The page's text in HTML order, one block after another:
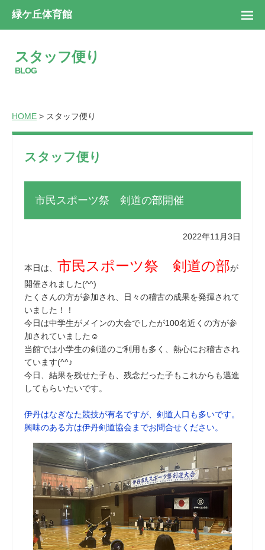
緑ケ丘体育館
スタッフ便り
BLOG
HOME > スタッフ便り
スタッフ便り
市民スポーツ祭 剣道の部開催
2022年11月3日
本日は、 市民スポーツ祭 剣道の部が
開催されました(^^)
たくさんの方が参加され、日々の稽古の成果を発揮されて
いました！！
今日は中学生がメインの大会でしたが100名近くの方が参
加されていました☺
当館では小学生の剣道のご利用も多く、熱心にお稽古され
ています(^^♪
今日、結果を残せた子も、残念だった子もこれからも邁進
してもらいたいです。
伊丹はなぎなた競技が有名ですが、剣道人口も多いです。
興味のある方は伊丹剣道協会までお問合せください。